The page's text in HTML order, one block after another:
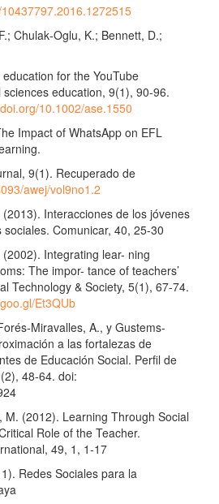
Z.Doxa Comunicación.
Sánchez, Laura Martínez
additional pinch to learning.
Humanities Review /
Humanidades,
Maribel Enaida Alegre Jara
COVID-19.HUMAN
Review / Revista
18(1), 1.
Gil-Fernández, Diego
de una red social académica
el aprendizaje entre
Electrónica de Tecnología
Chulak‐Oglu, K.; Bennett, D.;
for the YouTube
education, 9(1), 90-96.
10.1002/ase.1550
Impact of WhatsApp on EFL
9(1). Recuperado de
awej/vol9no1.2
Interacciones de los jóvenes
Comunicar, 40, 25-30
Integrating lear- ning
The impor- tance of teachers’
Technology & Society, 5(1), 67-74.
Et3QUb
Miravalles, A., y Gustems-
a las fortalezas de
de Educación Social. Perfil de
48-64. doi:
M. (2012). Learning Through Social
Role of the Teacher.
49, 1, 1-17
Redes Sociales para la